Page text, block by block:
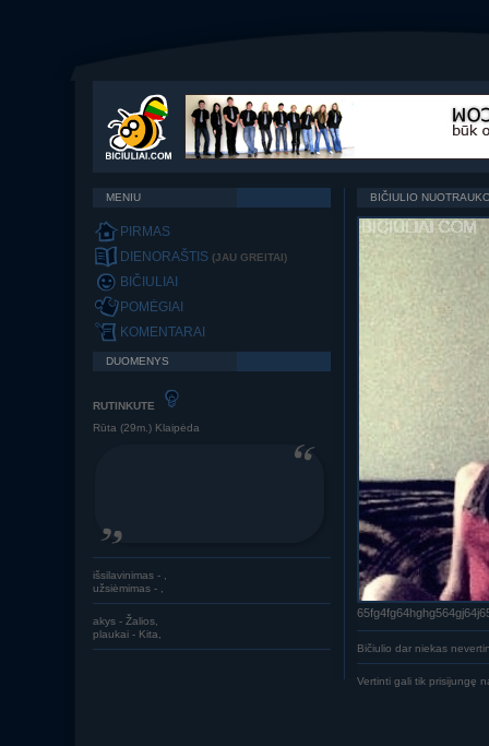
MENIU
PIRMAS
DIENORAŠTIS (JAU GREITAI)
BIČIULIAI
POMĖGIAI
KOMENTARAI
DUOMENYS
RUTINKUTE
Rūta (29m.) Klaipėda
išsilavinimas - ,
užsiėmimas - ,
akys - Žalios,
plaukai - Kita,
BIČIULIO
Bičiulio dar niekas
Vertinti gali tik prisijungę